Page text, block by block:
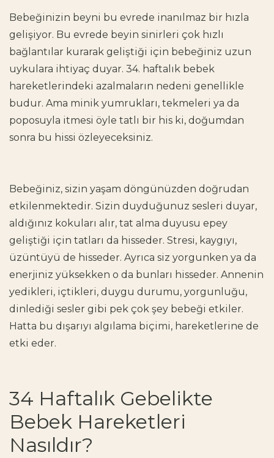
Bebeğinizin beyni bu evrede inanılmaz bir hızla
gelişiyor. Bu evrede beyin sinirleri çok hızlı
bağlantılar kurarak geliştiği için bebeğiniz uzun
uykulara ihtiyaç duyar. 34. haftalık bebek
hareketlerindeki azalmaların nedeni genellikle
budur. Ama minik yumrukları, tekmeleri ya da
poposuyla itmesi öyle tatlı bir his ki, doğumdan
sonra bu hissi özleyeceksiniz.
Bebeğiniz, sizin yaşam döngünüzden doğrudan
etkilenmektedir. Sizin duyduğunuz sesleri duyar,
aldığınız kokuları alır, tat alma duyusu epey
geliştiği için tatları da hisseder. Stresi, kaygıyı,
üzüntüyü de hisseder. Ayrıca siz yorgunken ya da
enerjiniz yüksekken o da bunları hisseder. Annenin
yedikleri, içtikleri, duygu durumu, yorgunluğu,
dinlediği sesler gibi pek çok şey bebeği etkiler.
Hatta bu dışarıyı algılama biçimi, hareketlerine de
etki eder.
34 Haftalık Gebelikte
Bebek Hareketleri
Nasıldır?